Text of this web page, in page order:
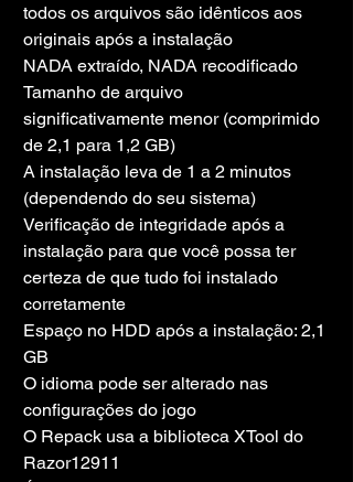
todos os arquivos são idênticos aos
originais após a instalação
NADA extraído, NADA recodificado
Tamanho de arquivo
significativamente menor (comprimido
de 2,1 para 1,2 GB)
A instalação leva de 1 a 2 minutos
(dependendo do seu sistema)
Verificação de integridade após a
instalação para que você possa ter
certeza de que tudo foi instalado
corretamente
Espaço no HDD após a instalação: 2,1
GB
O idioma pode ser alterado nas
configurações do jogo
O Repack usa a biblioteca XTool do
Razor12911